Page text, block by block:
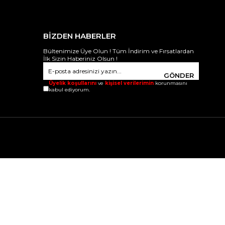
BİZDEN HABERLER
Bültenimize Üye Olun ! Tüm İndirim ve Fırsatlardan
İlk Sizin Haberiniz Olsun !
GÖNDER
Üyelik koşullarınıve kişisel verileriminkorunmasını
kabul ediyorum.